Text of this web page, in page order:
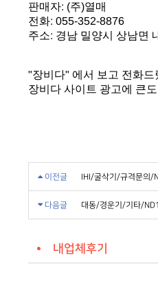
판매자: (주)열매
전화: 055-352-8876
주소: 경남 밀양시 상남면
"장비다" 에서 보고 전화드
장비다 사이트 광고에 큰
이전글 IHI/굴삭기/규격문의/
다음글 대동/경운기/기타/
내업체후기